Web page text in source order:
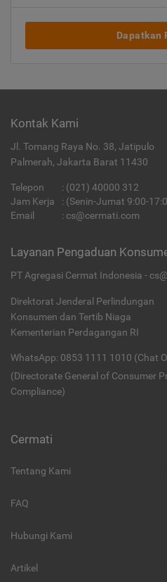
Dapatkan
Kontak Kami
Jl. Tomang Raya No. 38, Jatipulo
Palmerah, Jakarta Barat 11430
Telepon : (021) 40000 312
Jam Kerja
: (Senin-Jumat 9:00-
Email
: cs@cermati.com
Layanan Pengaduan
PT Agregasi Cermat Indonesia -
Direktorat Jenderal Perlindungan
Konsumen dan Tertib Niaga
Kementerian Perdagangan RI
WhatsApp: 0853 1111 1010 (Chat
(Directorate General of Consumer
Compliance)
Cermati
Tentang Kami
FAQ
Hubungi Kami
Artikel